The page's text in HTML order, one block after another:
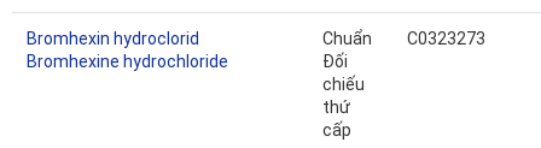
Bromhexin hydroclorid
Bromhexine hydrochloride
Chuẩn
Đối
chiếu
thứ
cấp
C0323273